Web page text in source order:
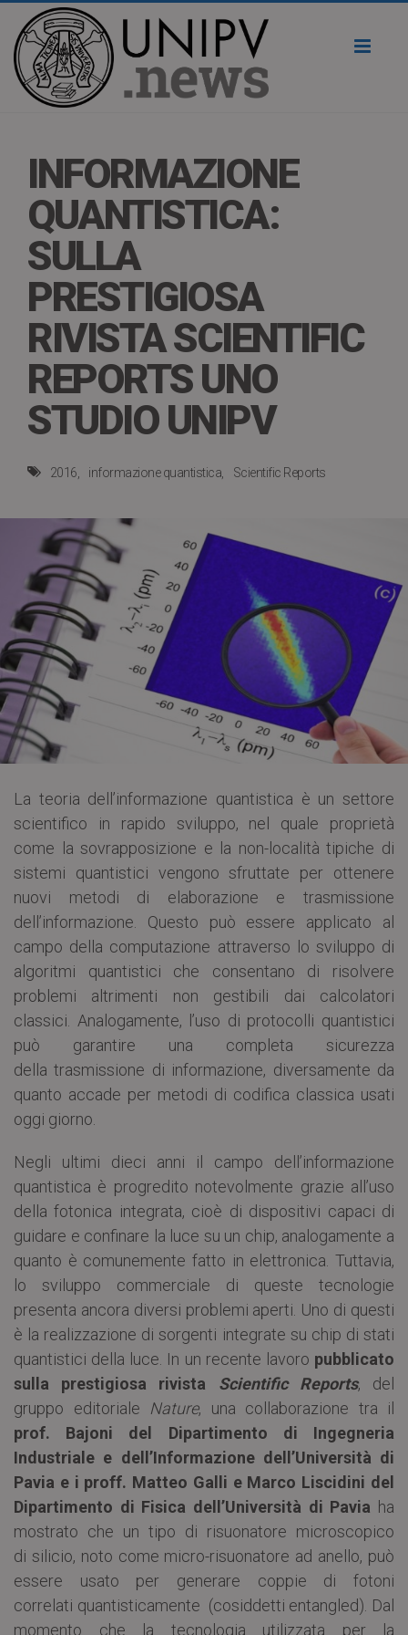
INFORMAZIONE
QUANTISTICA:
SULLA
PRESTIGIOSA
RIVISTA SCIENTIFIC
REPORTS UNO
STUDIO UNIPV
2016 informazione quantistica Scientific Reports
La teoria dell’informazione quantistica è un settore
scientifico in rapido sviluppo, nel quale proprietà
come la sovrapposizione e la non-località tipiche di
sistemi quantistici vengono sfruttate per ottenere
nuovi metodi di elaborazione e trasmissione
dell’informazione. Questo può essere applicato al
campo della computazione attraverso lo sviluppo di
algoritmi quantistici che consentano di risolvere
problemi altrimenti non gestibili dai calcolatori
classici. Analogamente, l’uso di protocolli quantistici
può garantire una completa sicurezza
della trasmissione di informazione, diversamente da
quanto accade per metodi di codifica classica usati
oggi giorno.
Negli ultimi dieci anni il campo dell’informazione
quantistica è progredito notevolmente grazie all’uso
della fotonica integrata, cioè di dispositivi capaci di
guidare e confinare la luce su un chip, analogamente a
quanto è comunemente fatto in elettronica. Tuttavia,
lo sviluppo commerciale di queste tecnologie
presenta ancora diversi problemi aperti. Uno di questi
è la realizzazione di sorgenti integrate su chip di stati
quantistici della luce. In un recente lavoro pubblicato
sulla prestigiosa rivista Scientific Reports, del
gruppo editoriale Nature, una collaborazione tra il
prof. Bajoni del Dipartimento di Ingegneria
Industriale e dell’Informazione dell’Università di
Pavia e i proff. Matteo Galli e Marco Liscidini del
Dipartimento di Fisica dell’Università di Pavia ha
mostrato che un tipo di risuonatore microscopico
di silicio, noto come micro-risuonatore ad anello, può
essere usato per generare coppie di fotoni
correlati quantisticamente (cosiddetti entangled). Dal
momento che la tecnologia utilizzata per la